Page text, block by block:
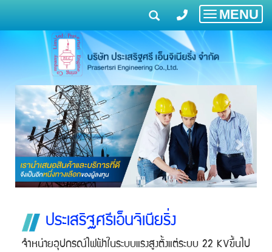
Toggle
MENU
ประเสริฐศรีเอ็นจิเนียริ่ง
จำหน่ายอุปกรณ์ไฟฟ้าในระบบแรงสูงตั้งแต่ระบบ 22 KVขึ้นไป